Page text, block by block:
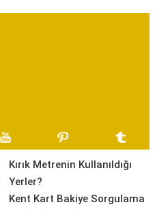
Kırık Metrenin Kullanıldığı
Yerler?
Kent Kart Bakiye Sorgulama